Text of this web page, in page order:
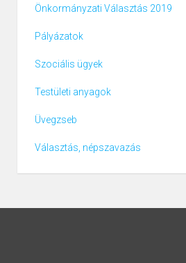
Önkormányzati Választás 2019
Pályázatok
Szociális ügyek
Testületi anyagok
Üvegzseb
Választás, népszavazás